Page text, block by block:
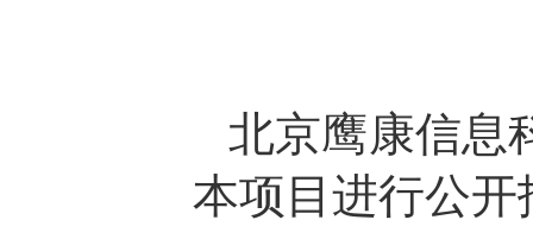
北京鹰康信息
本项目进行公开